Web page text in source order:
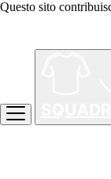
Questo sito